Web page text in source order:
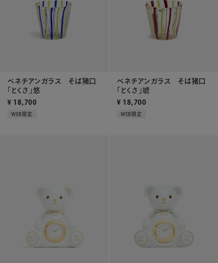
ベネチアンガラス そば猪口
「とくさ」悠
¥ 18,700
WEB限定
ベネチアンガラス そば猪口
「とくさ」琥
¥ 18,700
WEB限定